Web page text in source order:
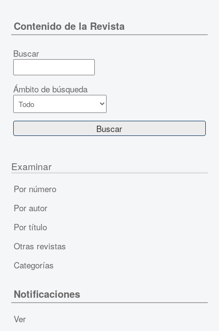
Contenido de la Revista
Buscar
Ámbito de búsqueda
Examinar
Por número
Por autor
Por título
Otras revistas
Categorías
Notificaciones
Ver